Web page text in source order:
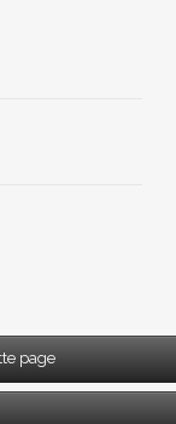
page